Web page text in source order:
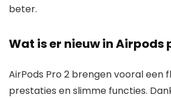
beter.
Wat is er nieuw in Airpods
AirPods Pro 2 brengen vooral een
prestaties en slimme functies.